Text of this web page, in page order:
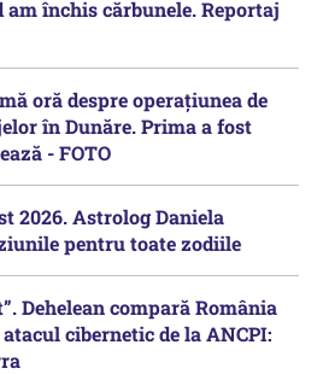
am închis cărbunele. Reportaj
oră despre operațiunea de
în Dunăre. Prima a fost
- FOTO
2026. Astrolog Daniela
pentru toate zodiile
Dehelean compară România
cibernetic de la ANCPI: